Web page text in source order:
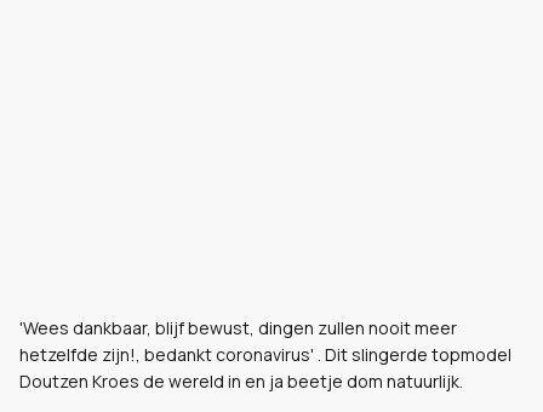
'Wees dankbaar, blijf bewust, dingen zullen nooit meer
hetzelfde zijn!, bedankt coronavirus' . Dit slingerde topmodel
Doutzen Kroes de wereld in en ja beetje dom natuurlijk.